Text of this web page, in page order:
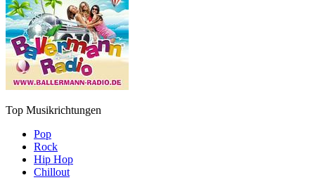
Top Musikrichtungen
Pop
Rock
Hip Hop
Chillout